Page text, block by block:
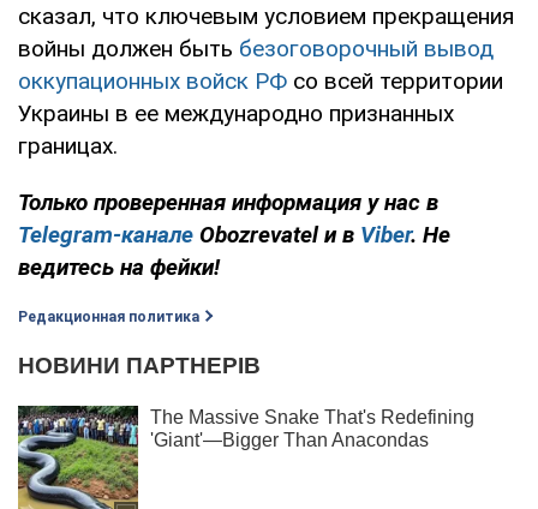
сказал, что ключевым условием прекращения
войны должен быть безоговорочный вывод
оккупационных войск РФ со всей территории
Украины в ее международно признанных
границах.
Только проверенная информация у нас в
Telegram-канале Obozrevatel и в Viber. Не
ведитесь на фейки!
Редакционная политика